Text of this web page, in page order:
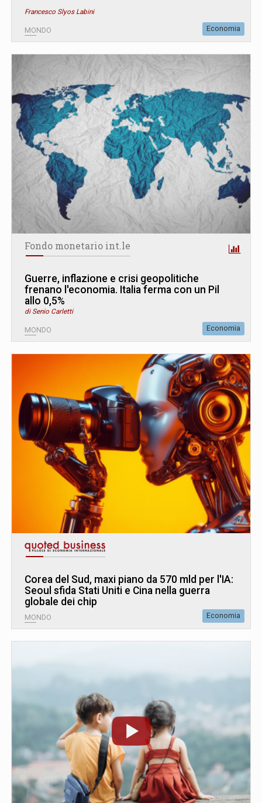
Francesco Slyos Labini
MONDO Economia
Fondo monetario int.le
Guerre, inflazione e crisi geopolitiche
frenano l'economia. Italia ferma con un Pil
allo 0,5%
di Senio Carletti
MONDO Economia
Corea del Sud, maxi piano da 570 mld per l'IA:
Seoul sfida Stati Uniti e Cina nella guerra
globale dei chip
MONDO Economia